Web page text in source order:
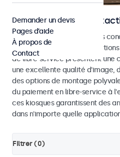
Moniteurs et écrans
Moniteurs et écrans tactiles
dans les kiosques et les
de libre-service présentent une
une excellente qualité d'image,
des options de montage
du paiement en libre-service à
ces kiosques garantissent des
dans n'importe quelle
Filtrer (0)
Demander un devis
Pages d’aide
À propos de
Contact